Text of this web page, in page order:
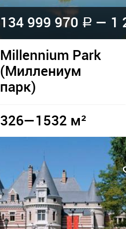
134 999 970 a — 1
Millennium Park
(Миллениум
парк)
326—1532 м²